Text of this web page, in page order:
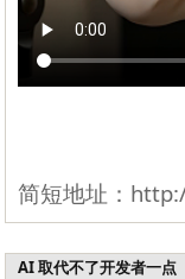
简短地址：
AI 取代不了开发者一点